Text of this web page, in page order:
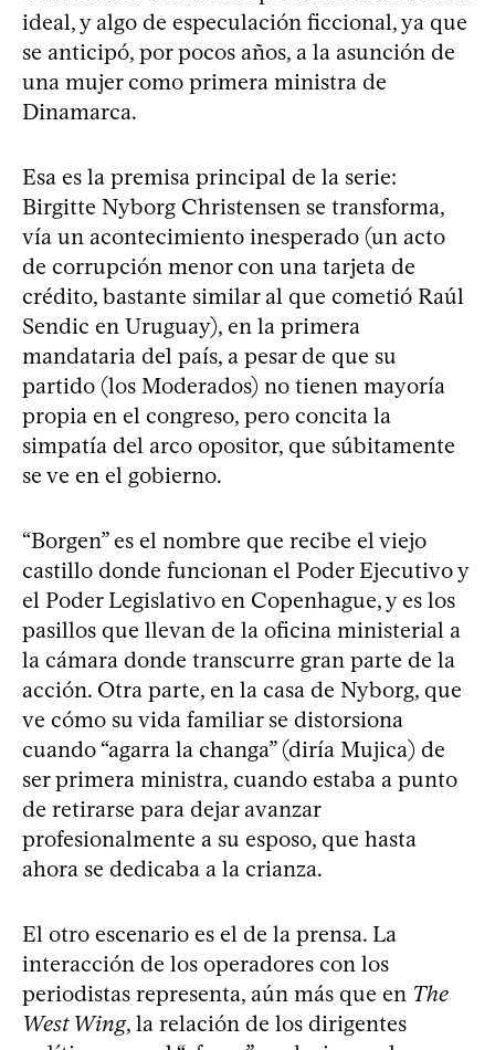
ideal, y algo de especulación ficcional, ya que
se anticipó, por pocos años, a la asunción de
una mujer como primera ministra de
Dinamarca.
Esa es la premisa principal de la serie:
Birgitte Nyborg Christensen se transforma,
vía un acontecimiento inesperado (un acto
de corrupción menor con una tarjeta de
crédito, bastante similar al que cometió Raúl
Sendic en Uruguay), en la primera
mandataria del país, a pesar de que su
partido (los Moderados) no tienen mayoría
propia en el congreso, pero concita la
simpatía del arco opositor, que súbitamente
se ve en el gobierno.
“Borgen” es el nombre que recibe el viejo
castillo donde funcionan el Poder Ejecutivo y
el Poder Legislativo en Copenhague, y es los
pasillos que llevan de la oficina ministerial a
la cámara donde transcurre gran parte de la
acción. Otra parte, en la casa de Nyborg, que
ve cómo su vida familiar se distorsiona
cuando “agarra la changa” (diría Mujica) de
ser primera ministra, cuando estaba a punto
de retirarse para dejar avanzar
profesionalmente a su esposo, que hasta
ahora se dedicaba a la crianza.
El otro escenario es el de la prensa. La
interacción de los operadores con los
periodistas representa, aún más que en The
West Wing, la relación de los dirigentes